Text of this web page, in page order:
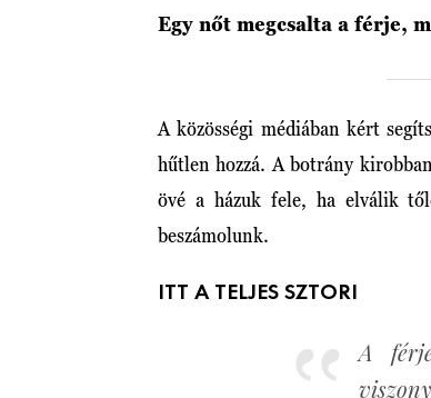
Egy nőt megcsalta a férje,
A közösségi médiában kért
hűtlen hozzá. A botrány
övé a házuk fele, ha elválik
beszámolunk.
ITT A TELJES SZTORI
A